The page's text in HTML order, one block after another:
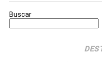
Buscar